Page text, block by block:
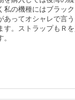
の機種にはブラッ
ってオシャレで言
。ストラップもＲ